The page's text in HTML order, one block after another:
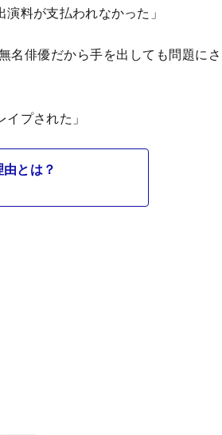
料が支払われなかった」
名俳優だから手を出しても問題にさ
プされた」
とは？